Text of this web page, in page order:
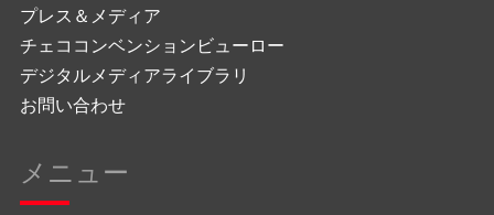
プレス＆メディア
チェココンベンションビューロー
デジタルメディアライブラリ
お問い合わせ
メニュー